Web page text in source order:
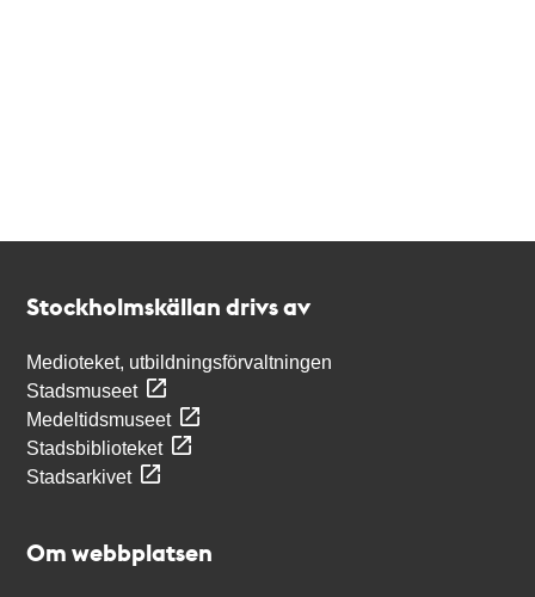
Stockholmskällan drivs av
Medioteket, utbildningsförvaltningen
Stadsmuseet
Medeltidsmuseet
Stadsbiblioteket
Stadsarkivet
Om webbplatsen